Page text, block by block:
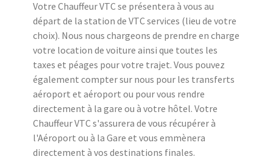
Votre Chauffeur VTC se présentera à vous au
départ de la station de VTC services (lieu de votre
choix). Nous nous chargeons de prendre en charge
votre location de voiture ainsi que toutes les
taxes et péages pour votre trajet. Vous pouvez
également compter sur nous pour les transferts
aéroport et aéroport ou pour vous rendre
directement à la gare ou à votre hôtel. Votre
Chauffeur VTC s'assurera de vous récupérer à
l'Aéroport ou à la Gare et vous emmènera
directement à vos destinations finales.